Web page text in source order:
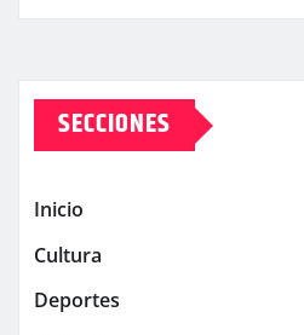
SECCIONES
Inicio
Cultura
Deportes